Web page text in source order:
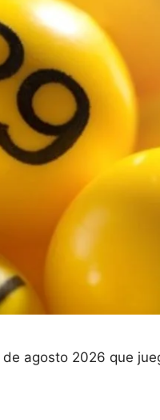
agosto 2026 que